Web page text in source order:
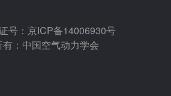
号：京ICP备14006930号
有：中国空气动力学会